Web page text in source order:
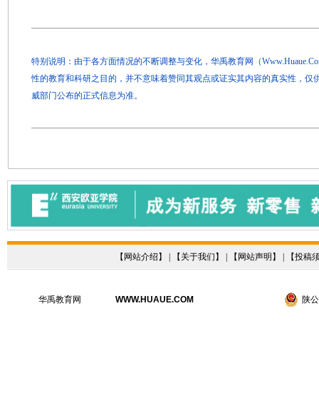
特别说明：由于各方面情况的不断调整与变化，华禹教育网（
性的教育和科研之目的，并不意味着赞同其观点或证实其内容的真实性，仅
威部门公布的正式信息为准。
【 网站介绍 】 | 【 关于我们 】 | 【 网站声明 】 | 【投稿
华禹教育网 WWW.HUAUE.COM 陕